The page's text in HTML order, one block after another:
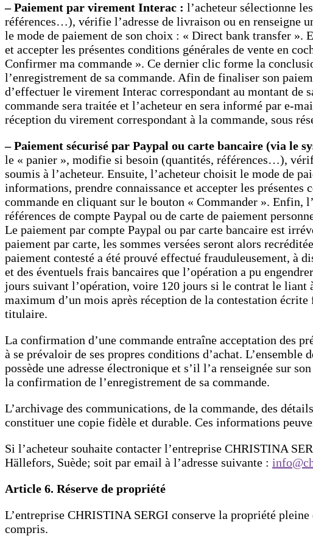
– Paiement par virement Interac : l’acheteur sélectionne
références…), vérifie l’adresse de livraison ou en renseigne
le mode de paiement de son choix : « Direct bank transfer ».
et accepter les présentes conditions générales de vente en
Confirmer ma commande ». Ce dernier clic forme la
l’enregistrement de sa commande. Afin de finaliser son
d’effectuer le virement Interac correspondant au montant de
commande sera traitée et l’acheteur en sera informé par e-
réception du virement correspondant à la commande, sous
– Paiement sécurisé par Paypal ou carte bancaire (via le
le « panier », modifie si besoin (quantités, références…),
soumis à l’acheteur. Ensuite, l’acheteur choisit le mode de
informations, prendre connaissance et accepter les
commande en cliquant sur le bouton « Commander ». Enfin,
références de compte Paypal ou de carte de paiement
Le paiement par compte Paypal ou par carte bancaire est
paiement par carte, les sommes versées seront alors
paiement contesté a été prouvé effectué frauduleusement, à
et des éventuels frais bancaires que l’opération a pu
jours suivant l’opération, voire 120 jours si le contrat le liant
maximum d’un mois après réception de la contestation
titulaire.
La confirmation d’une commande entraîne acceptation des
à se prévaloir de ses propres conditions d’achat.
possède une adresse électronique et s’il l’a renseignée sur
la confirmation de l’enregistrement de sa commande.
L’archivage des communications, de la commande, des
constituer une copie fidèle et durable. Ces informations
Si l’acheteur souhaite contacter l’entreprise CHRISTINA
Hällefors, Suède; soit par email à l’adresse suivante :
Article 6. Réserve de propriété
L’entreprise CHRISTINA SERGI conserve la propriété
compris.